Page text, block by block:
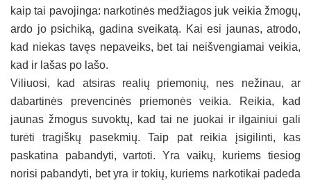
kaip tai pavojinga: narkotinės medžiagos juk veikia žmogų,
ardo jo psichiką, gadina sveikatą. Kai esi jaunas, atrodo,
kad niekas tavęs nepaveiks, bet tai neišvengiamai veikia,
kad ir lašas po lašo.
Viliuosi, kad atsiras realių priemonių, nes nežinau, ar
dabartinės prevencinės priemonės veikia. Reikia, kad
jaunas žmogus suvoktų, kad tai ne juokai ir ilgainiui gali
turėti tragiškų pasekmių. Taip pat reikia įsigilinti, kas
paskatina pabandyti, vartoti. Yra vaikų, kuriems tiesiog
norisi pabandyti, bet yra ir tokių, kuriems narkotikai padeda